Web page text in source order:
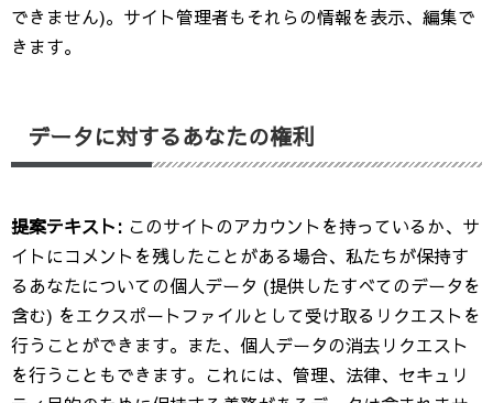
できません)。サイト管理者もそれらの情報を表示、編集で
きます。
データに対するあなたの権利
提案テキスト: このサイトのアカウントを持っているか、サ
イトにコメントを残したことがある場合、私たちが保持す
るあなたについての個人データ (提供したすべてのデータを
含む) をエクスポートファイルとして受け取るリクエストを
行うことができます。また、個人データの消去リクエスト
を行うこともできます。これには、管理、法律、セキュリ